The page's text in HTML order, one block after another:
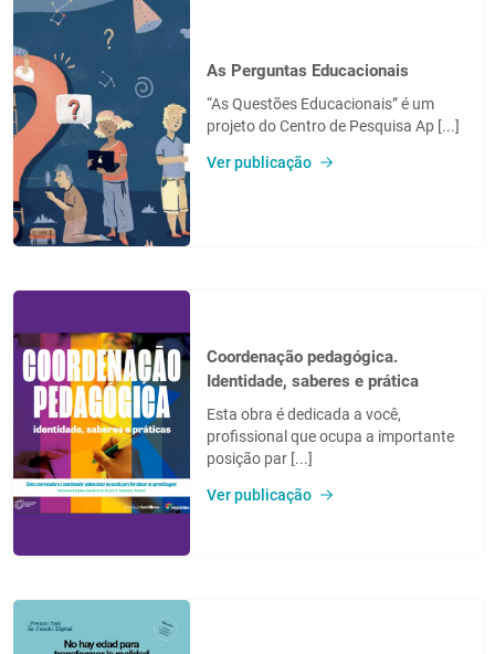
As Perguntas Educacionais
“As Questões Educacionais” é um
projeto do Centro de Pesquisa Ap [...]
Ver publicação
Coordenação pedagógica.
Identidade, saberes e prática
Esta obra é dedicada a você,
profissional que ocupa a importante
posição par [...]
Ver publicação